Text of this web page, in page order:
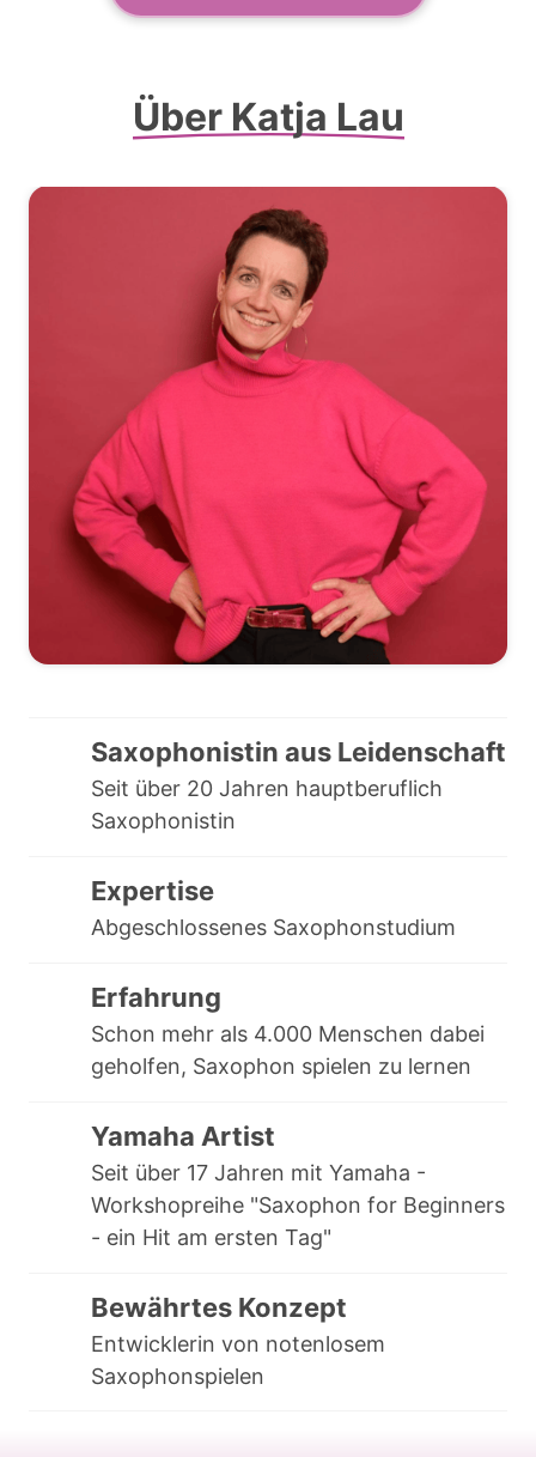
Über Katja Lau
Saxophonistin aus Leidenschaft
Seit über 20 Jahren hauptberuflich
Saxophonistin
Expertise
Abgeschlossenes Saxophonstudium
Erfahrung
Schon mehr als 4.000 Menschen dabei
geholfen, Saxophon spielen zu lernen
Yamaha Artist
Seit über 17 Jahren mit Yamaha -
Workshopreihe "Saxophon for Beginners
- ein Hit am ersten Tag"
Bewährtes Konzept
Entwicklerin von notenlosem
Saxophonspielen